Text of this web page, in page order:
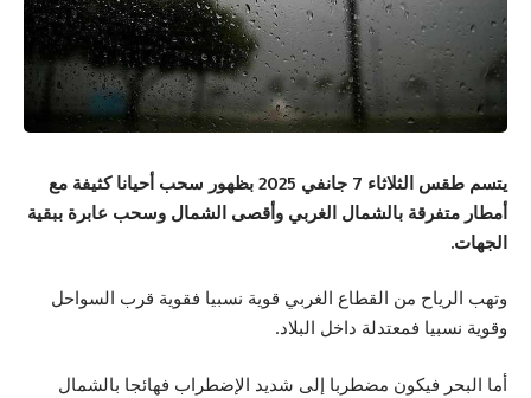
يتسم طقس الثلاثاء 7 جانفي 2025 بظهور سحب أحيانا كثيفة مع
أمطار متفرقة بالشمال الغربي وأقصى الشمال وسحب عابرة ببقية
الجهات.
وتهب الرياح من القطاع الغربي قوية نسبيا فقوية قرب السواحل
وقوية نسبيا فمعتدلة داخل البلاد.
أما البحر فيكون مضطربا إلى شديد الإضطراب فهائجا بالشمال